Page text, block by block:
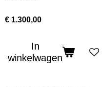
€ 1.300,00
In
winkelwagen